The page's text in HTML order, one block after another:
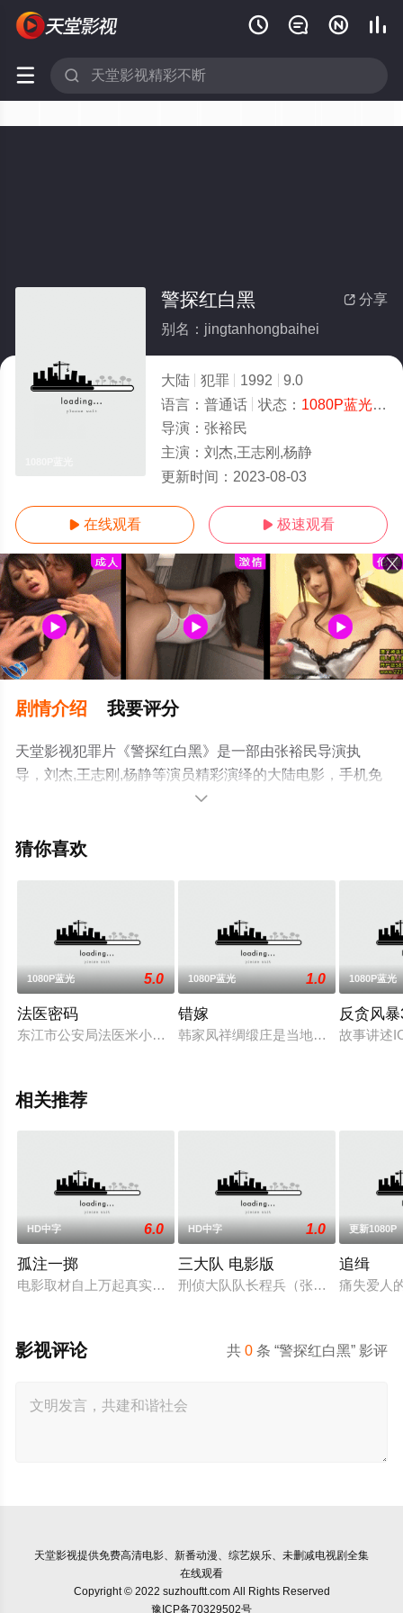
   
 
 分享
警探红白黑
别名：jingtanhongbaihei
大陆 犯罪 1992
9.0
语言： 普通话 状态： 1080P蓝光/高清
导演： 张裕民
主演： 刘杰,王志刚,杨静
更新时间： 2023-08-03
 在线观看  极速观看
剧情介绍 我要评分
天堂影视犯罪片《警探红白黑》是一部由张裕民导演执
导，刘杰,王志刚,杨静等演员精彩演绎的大陆电影，手机免
费观看高清无删减完整版电影大全就上天堂电影网，更多
解。

猜你喜欢
1080P蓝光 5.0
法医密码
东江市公安局法医米小米在一起无名女尸案中，遇到了与姐姐
1080P蓝光 1.0
错嫁
韩家凤祥绸缎庄是当地小有名气的商
1080P蓝光
反贪风
故事讲述
相关推荐
HD中字 6.0
孤注一掷
电影取材自上万起真实诈骗案例，境外网络诈骗全产业链骇人
HD中字 1.0
三大队 电影版
刑侦大队队长程兵（张译 饰）带领
更新1080P
追缉
痛失爱人
共0 条 “警探红白黑” 影评
影视评论
天堂影视提供免费高清电影、新番动漫、综艺娱乐、未删减电视剧全集
在线观看
Copyright © 2022 suzhouftt.com All Rights Reserved
豫ICP备70329502号